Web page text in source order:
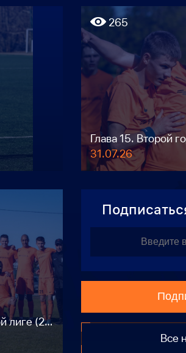
265
31.07.26
Глава 12. Второй год во Второй лиге (2023)
Все